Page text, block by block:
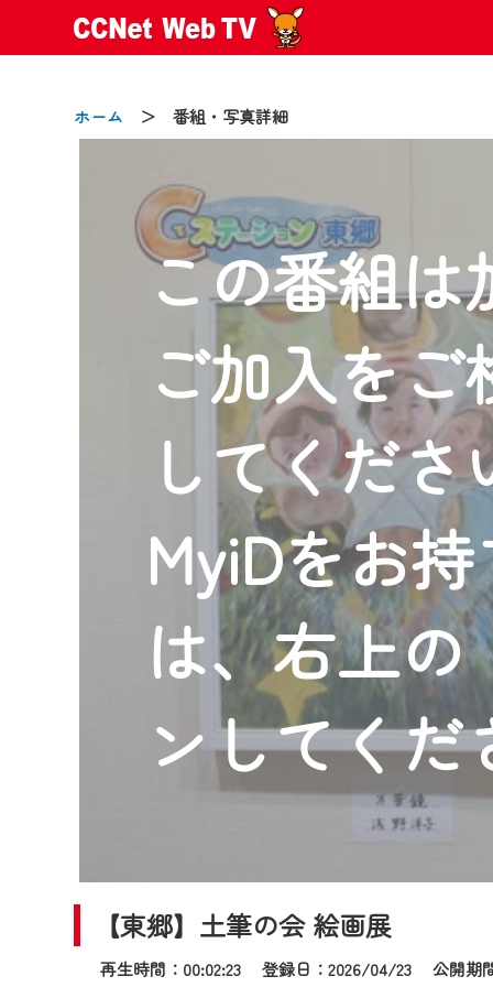
ホーム ＞ 番組・写真詳細
この番組は
ご加入を
してくださ
MyiDをお
は、右上
ンしてくだ
【東郷】土筆の会 絵画展
再生時間：00:02:23 登録日：2026/04/23公開期
2024/09/02
動画配信サービス『CCNet Web
【変更点】
◆デザイン変更により、お住ま
◆当社アプリやＰＣブラウザか
CCNetサービスエリア20市町
【ご注意】
2024年9月24日からはご加入
『CCNet Web TV』を利用い
CCNetサービスへの加入と『
何卒、ご理解ご了承の程よろ
※マイページへのログインには
※MyIDとは、CCNet Web TVを
IDはお客様が使っているメー
（GmailやYahooなどのフリーメ
※マイページへのログイン・
※CCNetアプリをご利用中の方
CCNetWebTVのリニューアルに
日時 9/24 9:30～16:30